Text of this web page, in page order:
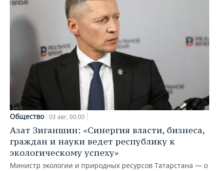
Общество 03 авг, 00:00
Азат Зиганшин: «Синергия власти, бизнеса,
граждан и науки ведет республику к
экологическому успеху»
Министр экологии и природных ресурсов Татарстана — о